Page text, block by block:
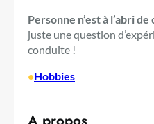
Personne n’est à l’abri
juste une question
conduite !
•Hobbies